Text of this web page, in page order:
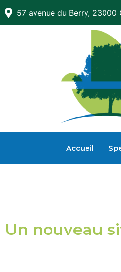
57 avenue du Berry, 23000
Accueil
Un nouveau